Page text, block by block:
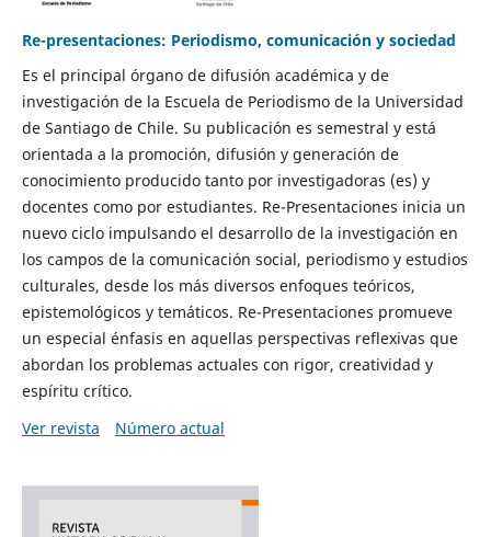
Re-presentaciones: Periodismo, comunicación y sociedad
Es el principal órgano de difusión académica y de
investigación de la Escuela de Periodismo de la Universidad
de Santiago de Chile. Su publicación es semestral y está
orientada a la promoción, difusión y generación de
conocimiento producido tanto por investigadoras (es) y
docentes como por estudiantes. Re-Presentaciones inicia un
nuevo ciclo impulsando el desarrollo de la investigación en
los campos de la comunicación social, periodismo y estudios
culturales, desde los más diversos enfoques teóricos,
epistemológicos y temáticos. Re-Presentaciones promueve
un especial énfasis en aquellas perspectivas reflexivas que
abordan los problemas actuales con rigor, creatividad y
espíritu crítico.
Ver revista
Número actual